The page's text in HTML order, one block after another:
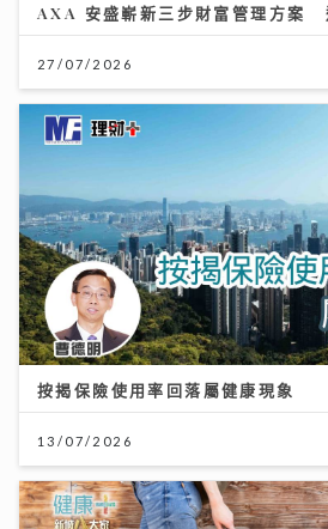
AXA 安盛嶄新三步財富管理方案
27/07/2026
按揭保險使用率回落屬健康現象
13/07/2026